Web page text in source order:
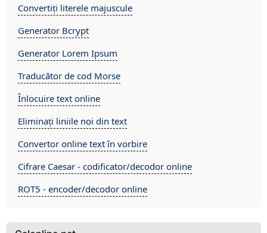
Convertiți literele majuscule
Generator Bcrypt
Generator Lorem Ipsum
Traducător de cod Morse
Înlocuire text online
Eliminați liniile noi din text
Convertor online text în vorbire
Cifrare Caesar - codificator/decodor online
ROT5 - encoder/decodor online